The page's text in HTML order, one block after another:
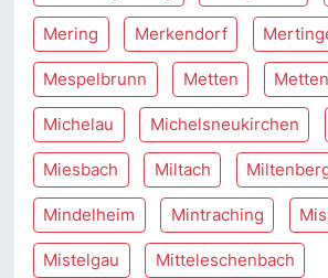
Mering Merkendorf
Mespelbrunn Metten
Michelau Michelsneukirchen
Miesbach Miltach
Mindelheim Mintraching
Mistelgau Mitteleschenbach